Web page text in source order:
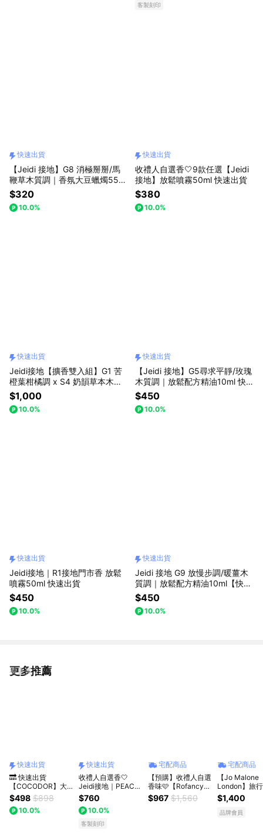
客製刻印
快速出貨
【Jeidi 接地】G8 消極掰掰/馬
鞭草木質調｜香氛大豆蠟燭55g
快速出貨
$320
10.0%
快速出貨
收禮人自選香🤍9款任選【Jeidi
接地】放鬆噴霧50ml 快速出貨
$380
10.0%
快速出貨
Jeidi接地【擴香雙入組】G1 苦
橙葉柑橘調 x S4 奶韻草本木質
香 擴香瓶80ml 各附擴香棒十入
快速出貨
$1,000
10.0%
快速出貨
【Jeidi 接地】G5尋求平靜/玫瑰
木質調｜放鬆配方精油10ml 快
速出貨
$450
10.0%
快速出貨
Jeidi接地｜R1接地門市香 放鬆
噴霧50ml 快速出貨
$450
10.0%
快速出貨
Jeidi 接地 G9 放慢步調/暖薑木
質調｜放鬆配方精油10ml【快速
出貨】
$450
10.0%
更多推薦
看更多
快速出貨
🔜 快速出貨
【COCODOR】大
豆蠟燭130g+ 旋轉
蠟燭燭罩 組合 (收禮
人可自選/祝福/中秋/
$498 $898
10.0%
快速出貨
收禮人自選香🤍
Jeidi接地｜PEACE
禮物袋組合－G系列
蠟燭55g&放鬆噴霧
50ml（客製化卡片
／暖心送禮／快速出
$760
10.0%
客製刻印
宅配商品
【預購】收禮人自選
香味🩷【Rofancy
洛帆晞】可愛小馬油
燈+香氛蠟燭65g
$967 $1,560
宅配商品
【Jo Malone
London】旅
工藝蠟燭 65G
者自選香調 |
物
$1,400
品牌會員